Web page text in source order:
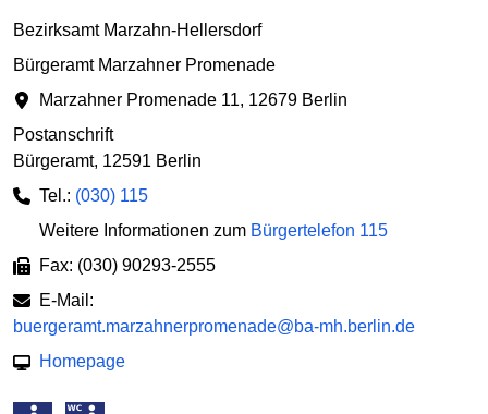
Bezirksamt Marzahn-Hellersdorf
Bürgeramt Marzahner Promenade
Marzahner Promenade 11, 12679 Berlin
Postanschrift
Bürgeramt, 12591 Berlin
Tel.: (030) 115
Weitere Informationen zum Bürgertelefon 115
Fax: (030) 90293-2555
E-Mail:
buergeramt.marzahnerpromenade@ba-mh.berlin.de
Homepage